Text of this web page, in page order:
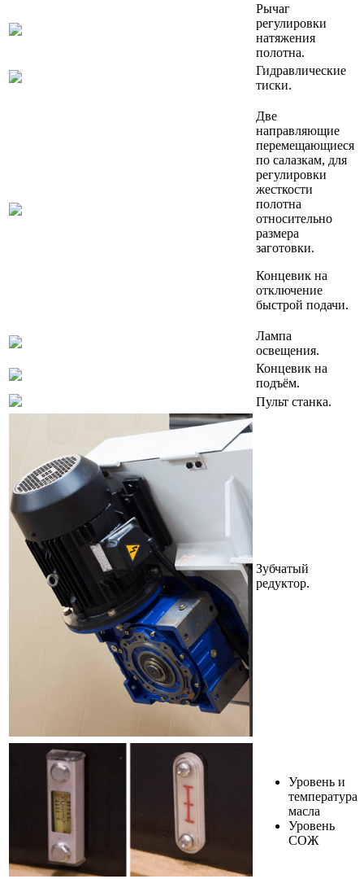
Рычаг
регулировки
натяжения
полотна.
Гидравлические
тиски.
Две
направляющие
перемещающиеся
по салазкам, для
регулировки
жесткости
полотна
относительно
размера
заготовки.
Концевик на
отключение
быстрой подачи.
Лампа
освещения.
Концевик на
подъём.
Пульт станка.
Зубчатый
редуктор.
Уровень и
температура
масла
Уровень
СОЖ